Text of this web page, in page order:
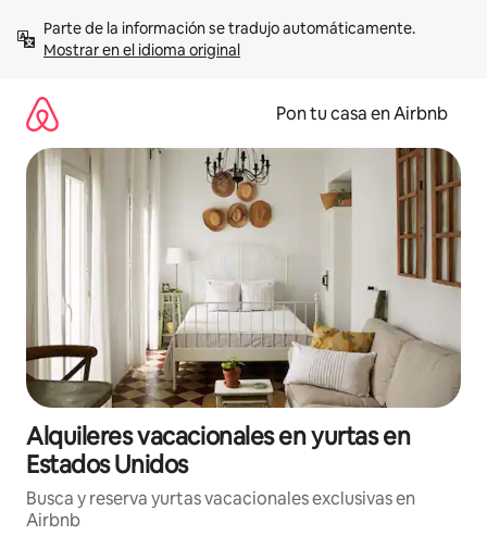
contenidoMostrar en el idioma original
Pon tu casa en Airbnb
Alquileres vacacionales en yurtas en
Estados Unidos
Busca y reserva yurtas vacacionales exclusivas en
Airbnb